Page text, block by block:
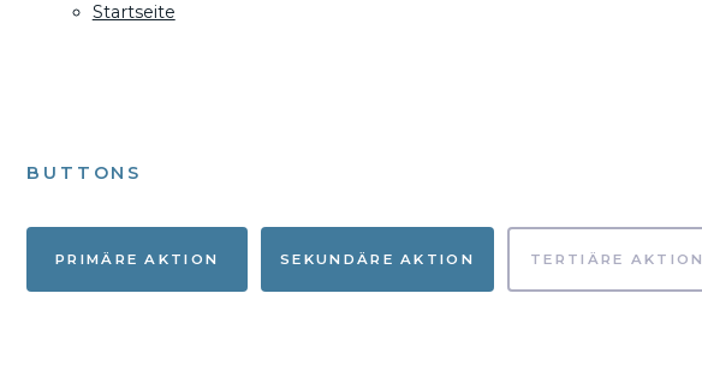
Startseite
BUTTONS
PRIMÄRE AKTION SEKUNDÄRE AKTION TERTIÄRE AKTION